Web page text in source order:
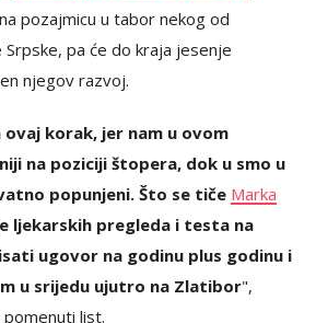
pozajmicu u tabor nekog od
Srpske, pa će do kraja jesenje
njegov razvoj.
ovaj korak, jer nam u ovom
na poziciji štopera, dok u smo u
popunjeni. Što se tiče Marka
ljekarskih pregleda i testa na
ugovor na godinu plus godinu i
u srijedu ujutro na Zlatibor",
list.